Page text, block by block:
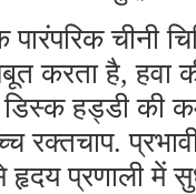
पारंपरिक चीनी
करता है, हवा
हड्डी की
रक्तचाप.
हृदय प्रणाली में